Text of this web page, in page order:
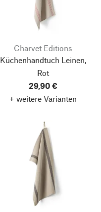
Charvet Editions
Küchenhandtuch Leinen,
Rot
29,90 €
+ weitere Varianten